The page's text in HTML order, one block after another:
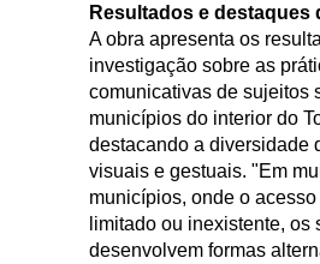
Resultados e destaques
A obra apresenta os
investigação sobre as
comunicativas de sujeitos
municípios do interior do
destacando a diversidade
visuais e gestuais. "Em
municípios, onde o
limitado ou inexistente, os
desenvolvem formas